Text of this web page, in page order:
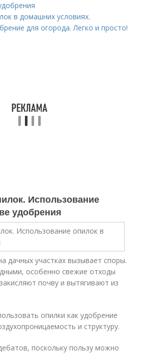
в домашних условиях.
для огорода. Легко и просто!
Использование
удобрения
дачных участках вызывает споры.
особенно свежие отходы
почву и вытягивают из
опилки как удобрение
и структуру.
поскольку пользу можно